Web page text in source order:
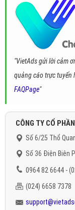
"VietAds gửi lời cảm
quảng cáo trực tuyến
FAQPage"
CÔNG TY CỔ
Số 6/25 Thổ
Số 36 Điện Biên
0964 82 6644 -
(024) 6658 7378